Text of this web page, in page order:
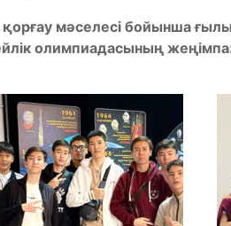
мәселесі бойынша
олимпиадасының